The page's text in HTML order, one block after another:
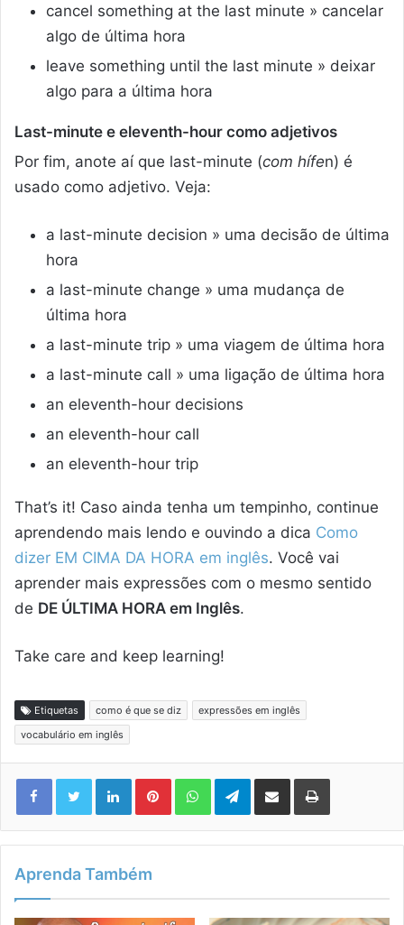
cancel something at the last minute » cancelar
algo de última hora
leave something until the last minute » deixar
algo para a última hora
Last-minute e eleventh-hour como adjetivos
Por fim, anote aí que last-minute (com hífen) é
usado como adjetivo. Veja:
a last-minute decision » uma decisão de última
hora
a last-minute change » uma mudança de
última hora
a last-minute trip » uma viagem de última hora
a last-minute call » uma ligação de última hora
an eleventh-hour decisions
an eleventh-hour call
an eleventh-hour trip
That’s it! Caso ainda tenha um tempinho, continue
aprendendo mais lendo e ouvindo a dica Como
dizer EM CIMA DA HORA em inglês. Você vai
aprender mais expressões com o mesmo sentido
de DE ÚLTIMA HORA em Inglês.
Take care and keep learning!
Etiquetas como é que se diz
expressões em inglês
vocabulário em inglês
LinkedinPinterestWhatsAppTelegram
Compartilhar via e-mail Imprimir
Aprenda Também